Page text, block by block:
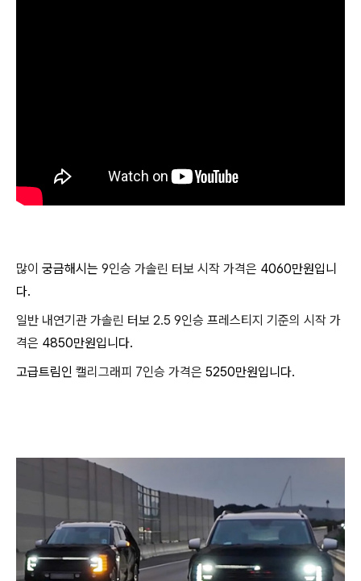
많이 궁금해시는 9인승 가솔린 터보 시작 가격은 4060만원입니
다.
일반 내연기관 가솔린 터보 2.5 9인승 프레스티지 기준의 시작 가
격은 4850만원입니다.
고급트림인 캘리그래피 7인승 가격은 5250만원입니다.